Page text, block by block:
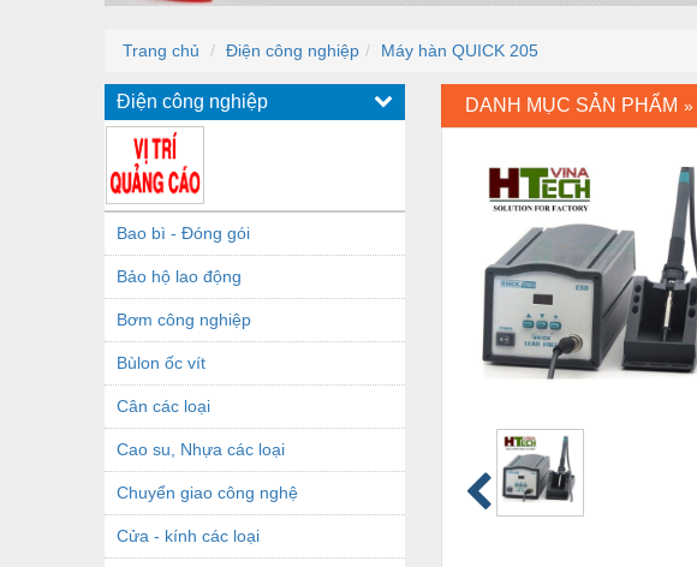
Trang chủ Điện công nghiệp Máy hàn QUICK 205
Điện công nghiệp
Bao bì - Đóng gói
Bảo hộ lao động
Bơm công nghiệp
Bùlon ốc vít
Cân các loại
Cao su, Nhựa các loại
Chuyển giao công nghệ
Cửa - kính các loại
DANH MỤC SẢN PHẨM »